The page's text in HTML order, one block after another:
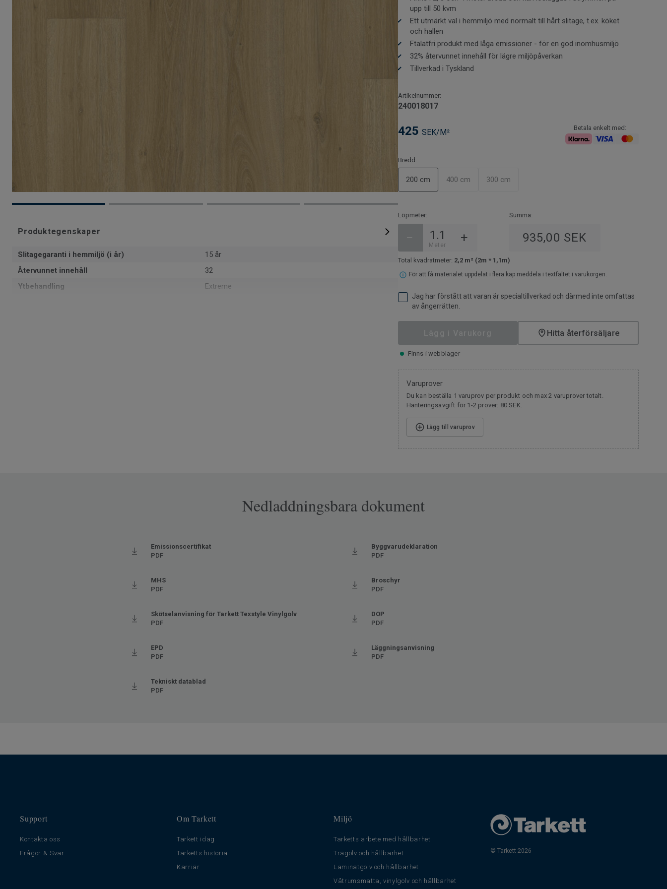
Produktegenskaper
Slitagegaranti i hemmiljö (i år)
15 år
Återvunnet innehåll
32
Ytbehandling
Extreme
Tack vare en ftalatfri tillverkningsprocess och mycket låga emissioner
bidrar det även till en hälsosam inomhusmiljö. Vid läggning kräver detta
golv mönsterpassning för att säkerställa ett enhetligt och harmoniskt
resultat.
Vad är viktigt att tänka på vid köp av vinylmatta?
praktisk information.
upp till 50 kvm
Ett utmärkt val i hemmiljö med normalt till hårt slitage, t.ex. köket
och hallen
Ftalatfri produkt med låga emissioner - för en god inomhusmiljö
32% återvunnet innehåll för lägre miljöpåverkan
Tillverkad i Tyskland
Artikelnummer:
240018017
425 SEK/M² Betala enkelt med:
Bredd:
200 cm 400 cm 300 cm
Löpmeter:
Meter +
Summa:
935,00 SEK
Total kvadratmeter: 2,2 m² (2m * 1,1m)
För att få materialet uppdelat i flera kap meddela i textfältet i varukorgen.
Jag har förstått att varan är specialtillverkad och därmed inte omfattas
av ångerrätten.
Hitta återförsäljare
Finns i webblager
Varuprover
Du kan beställa 1 varuprov per produkt och max 2 varuprover totalt.
Hanteringsavgift för 1-2 prover: 80 SEK.
Lägg till varuprov
Nedladdningsbara dokument
Emissionscertifikat
PDF
Byggvarudeklaration
PDF
MHS
PDF
Broschyr
PDF
Skötselanvisning för Tarkett Texstyle Vinylgolv
PDF
DOP
PDF
EPD
PDF
Läggningsanvisning
PDF
Tekniskt datablad
PDF
Support
Kontakta oss
Frågor & Svar
Om Tarkett
Tarkett idag
Tarketts historia
Karriär
Miljö
Tarketts arbete med hållbarhet
Trägolv och hållbarhet
Laminatgolv och hållbarhet
Våtrumsmatta, vinylgolv och hållbarhet
© Tarkett 2026